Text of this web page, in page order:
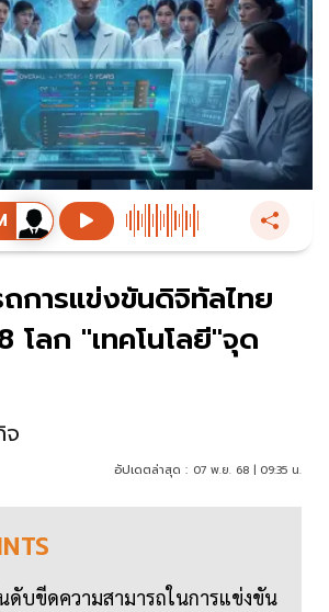
ถการแข่งขันดิจิทัลไทย
โลก "เทคโนโลยี"จุด
จ
อัปเดตล่าสุด : 07 พ.ย. 68 | 09:35 น.
ดับขีดความสามารถในการแข่งขัน